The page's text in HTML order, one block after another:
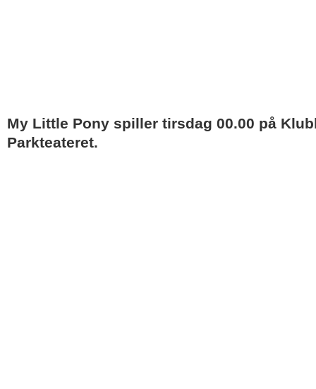
My Little Pony spiller tirsdag 00.00 på
Parkteateret.